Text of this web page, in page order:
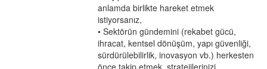
anlamda birlikte hareket etmek
istiyorsanız,
• Sektörün gündemini (rekabet gücü,
ihracat, kentsel dönüşüm, yapı güvenliği,
sürdürülebilirlik, inovasyon vb.) herkesten
önce takip etmek, stratejilerinizi